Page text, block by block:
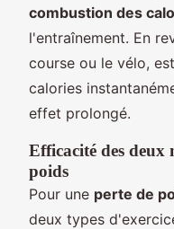
combustion des
l'entraînement. En
course ou le vélo,
calories
effet prolongé.
Efficacité des deux
poids
Pour une perte de
deux types